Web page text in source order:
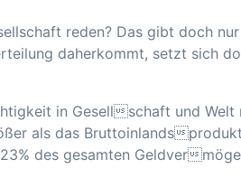
reden? Das gibt doch
daherkommt, setzt sich
in Gesellschaft und Welt
als das Bruttoinlands
des gesamten Geldver